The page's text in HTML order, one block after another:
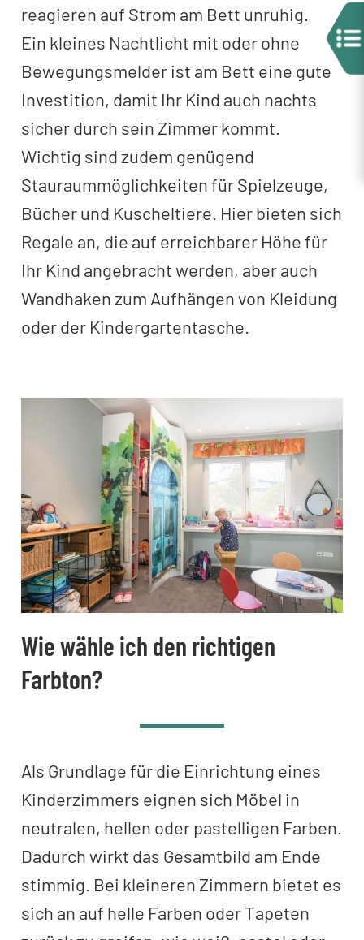
reagieren auf Strom am Bett unruhig.
Ein kleines Nachtlicht mit oder ohne
Bewegungsmelder ist am Bett eine gute
Investition, damit Ihr Kind auch nachts
sicher durch sein Zimmer kommt.
Wichtig sind zudem genügend
Stauraummöglichkeiten für Spielzeuge,
Bücher und Kuscheltiere. Hier bieten sich
Regale an, die auf erreichbarer Höhe für
Ihr Kind angebracht werden, aber auch
Wandhaken zum Aufhängen von Kleidung
oder der Kindergartentasche.
Wie wähle ich den richtigen
Farbton?
Als Grundlage für die Einrichtung eines
Kinderzimmers eignen sich Möbel in
neutralen, hellen oder pastelligen Farben.
Dadurch wirkt das Gesamtbild am Ende
stimmig. Bei kleineren Zimmern bietet es
sich an auf helle Farben oder Tapeten